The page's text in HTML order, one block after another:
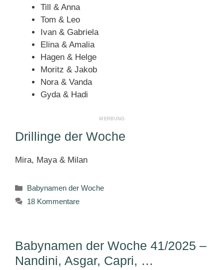
Till & Anna
Tom & Leo
Ivan & Gabriela
Elina & Amalia
Hagen & Helge
Moritz & Jakob
Nora & Vanda
Gyda & Hadi
Drillinge der Woche
Mira, Maya & Milan
Kategorien
Babynamen der Woche
18 Kommentare
Babynamen der Woche 41/2025 –
Nandini, Asgar, Capri, …